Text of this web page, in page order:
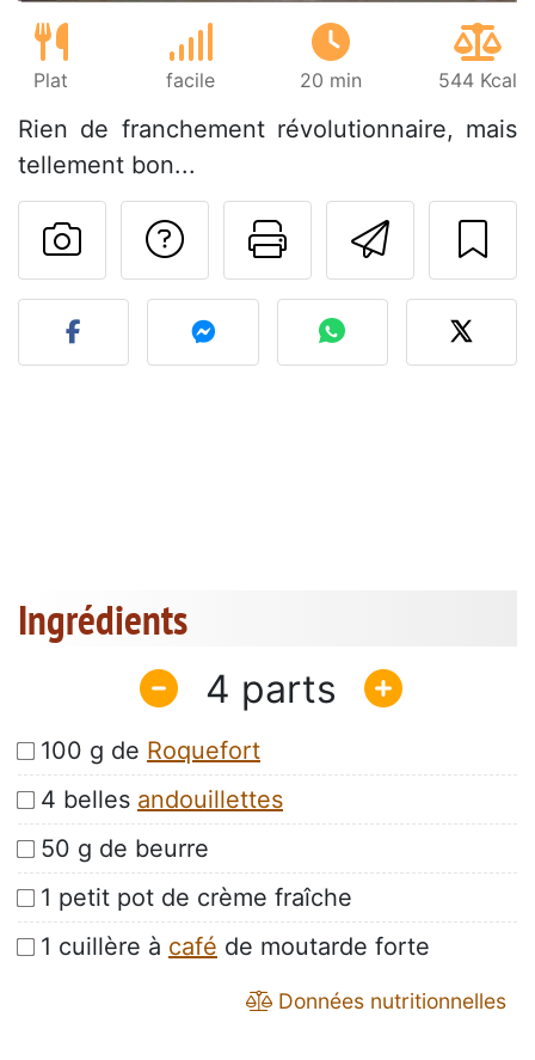
Plat facile 20 min 544 Kcal
Rien de franchement révolutionnaire, mais
tellement bon...
Imprimer
Poser une
Publier votre photo de
Ingrédients
4
100 g de Roquefort
4 belles andouillettes
50 g de beurre
1 petit pot de crème fraîche
1 cuillère à café de moutarde forte
Données nutritionnelles